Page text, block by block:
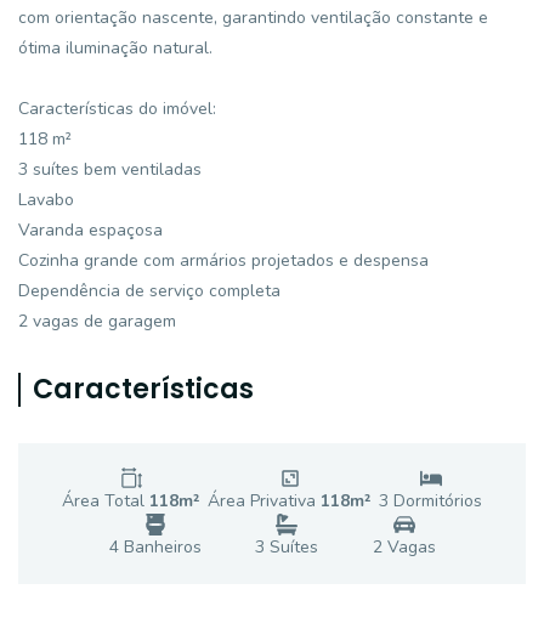
com orientação nascente, garantindo ventilação constante e
ótima iluminação natural.
Características do imóvel:
118 m²
3 suítes bem ventiladas
Lavabo
Varanda espaçosa
Cozinha grande com armários projetados e despensa
Dependência de serviço completa
2 vagas de garagem
Características
Área Total 118m² Área Privativa 118m² 3 Dormitórios
4Banheiros 3 Suítes 2Vagas